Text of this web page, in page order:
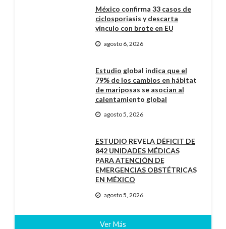
México confirma 33 casos de
ciclosporiasis y descarta
vínculo con brote en EU
agosto 6, 2026
Estudio global indica que el
79% de los cambios en hábitat
de mariposas se asocian al
calentamiento global
agosto 5, 2026
ESTUDIO REVELA DÉFICIT DE
842 UNIDADES MÉDICAS
PARA ATENCIÓN DE
EMERGENCIAS OBSTÉTRICAS
EN MÉXICO
agosto 5, 2026
Ver Más